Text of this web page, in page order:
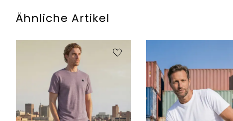
Ähnliche Artikel